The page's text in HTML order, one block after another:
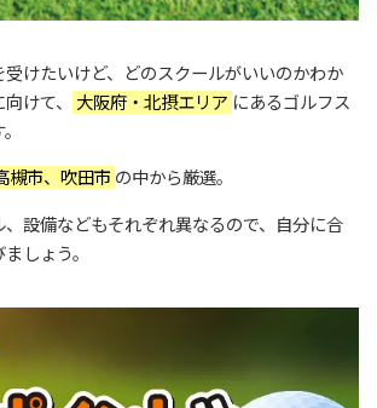
受けたいけど、どのスクールがいいのかわか
けて、
大阪府・北摂エリア にあるゴルフス
槻市、吹田市 の中から厳選。
設備などもそれぞれ異なるので、自分に合
しょう。